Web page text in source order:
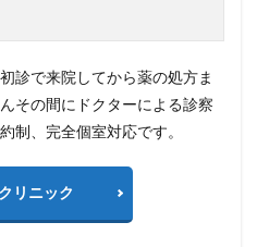
診で来院してから薬の処方ま
その間にドクターによる診察
制、完全個室対応です。
リニック